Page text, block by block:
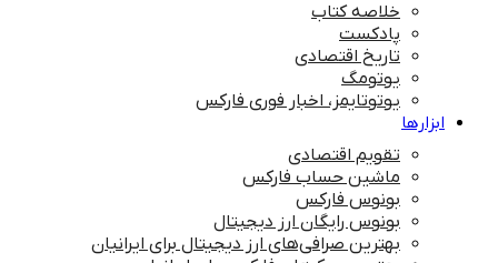
خلاصه کتاب
پادکست
تاریخ اقتصادی
یوتومگ
یوتوتایمز، اخبار فوری فارکس
ابزارها
تقویم اقتصادی
ماشین حساب فارکس
بونوس فارکس
بونوس رایگان ارز دیجیتال
بهترین صرافی‌های ارز دیجیتال برای ایرانیان